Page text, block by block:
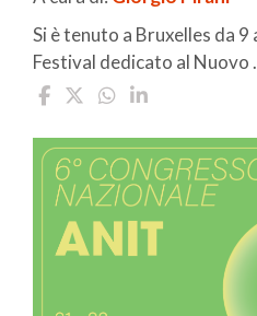
Si è tenuto a Bruxelles da
Festival dedicato al Nuovo